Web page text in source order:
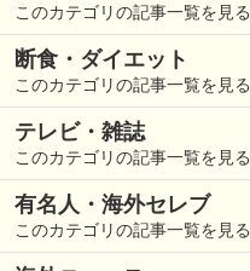
このカテゴリの記事一覧を見る
断食・ダイエット
このカテゴリの記事一覧を見る
テレビ・雑誌
このカテゴリの記事一覧を見る
有名人・海外セレブ
このカテゴリの記事一覧を見る